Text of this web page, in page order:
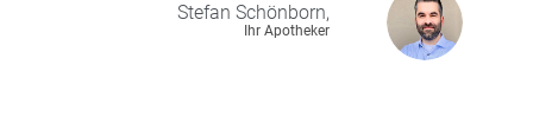
Stefan Schönborn,
Ihr Apotheker